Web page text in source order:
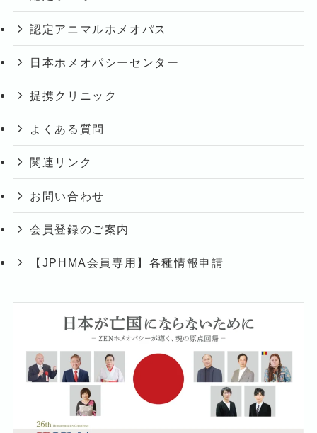
認定アニマルホメオパス
日本ホメオパシーセンター
提携クリニック
よくある質問
関連リンク
お問い合わせ
会員登録のご案内
【JPHMA会員専用】各種情報申請